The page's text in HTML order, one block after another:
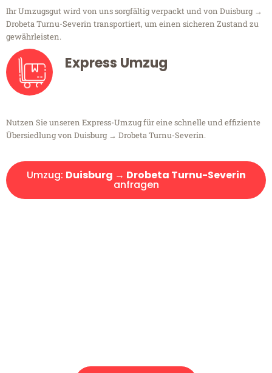
Ihr Umzugsgut wird von uns sorgfältig verpackt und von Duisburg →
Drobeta Turnu-Severin transportiert, um einen sicheren Zustand zu
gewährleisten.
Express Umzug
Nutzen Sie unseren Express-Umzug für eine schnelle und effiziente
Übersiedlung von Duisburg → Drobeta Turnu-Severin.
Umzug: Duisburg → Drobeta Turnu-Severin
anfragen